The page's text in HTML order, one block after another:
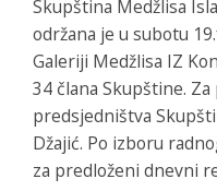
Skupština Medžlisa
održana je u subotu
Galeriji Medžlisa IZ
34 člana Skupštine.
predsjedništva
Džajić. Po izboru
za predloženi dnevni